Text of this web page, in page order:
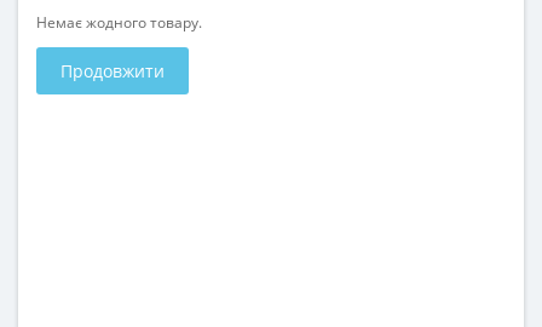
Немає жодного товару.
Продовжити